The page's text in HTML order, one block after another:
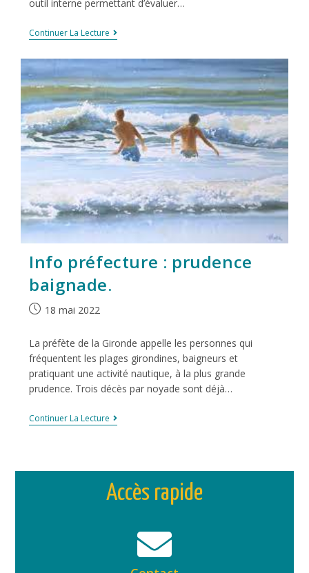
outil interne permettant d’évaluer…
Continuer La Lecture
Info préfecture : prudence
baignade.
18 mai 2022
La préfète de la Gironde appelle les personnes qui
fréquentent les plages girondines, baigneurs et
pratiquant une activité nautique, à la plus grande
prudence. Trois décès par noyade sont déjà…
Continuer La Lecture
Accès rapide